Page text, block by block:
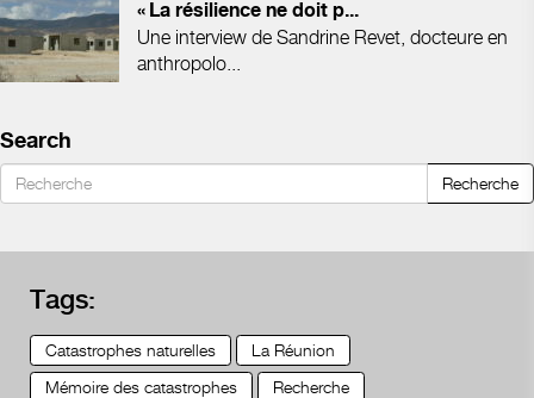
« La résilience ne doit p...
Une interview de Sandrine Revet, docteure en
anthropolo...
Search
Recherche
Tags:
Catastrophes naturelles
La Réunion
Mémoire des catastrophes
Recherche